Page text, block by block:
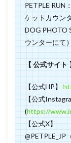
PETPLE RUN
ケットカウン
DOG PHOTO
ウンターにて
【 公式サイト
【公式HP】
【公式
(https://
【公式X】
@PETPLE_JP